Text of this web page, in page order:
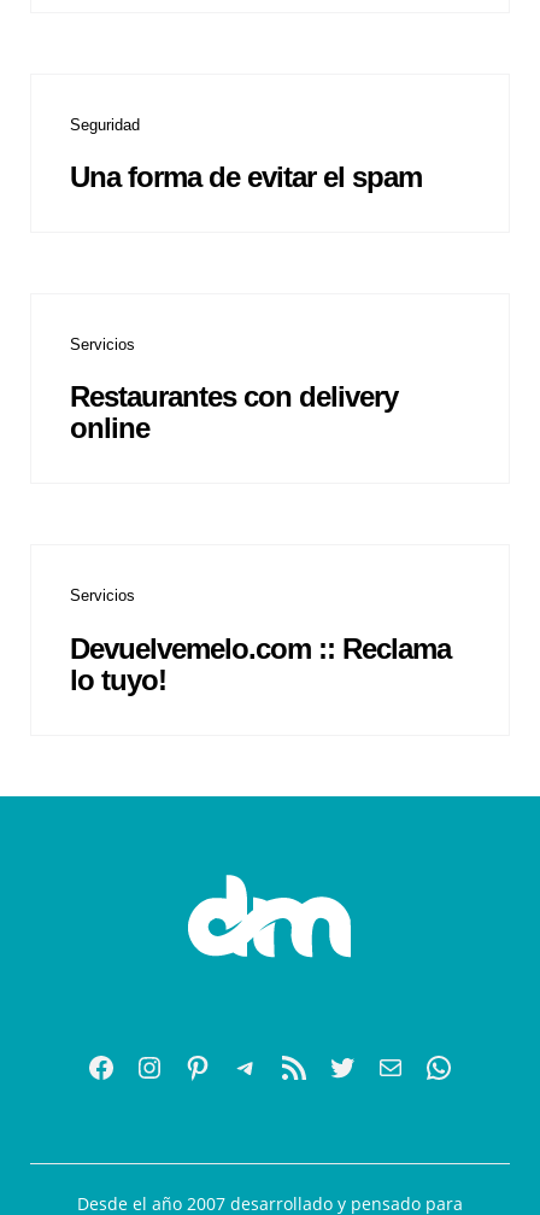
Seguridad
Una forma de evitar el spam
Servicios
Restaurantes con delivery
online
Servicios
Devuelvemelo.com :: Reclama
lo tuyo!
Desde el año 2007 desarrollado y pensado para